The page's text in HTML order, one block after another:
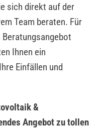
sich direkt auf der
Team beraten. Für
Ihnen ein
Einfällen und
&
Angebot zu tollen